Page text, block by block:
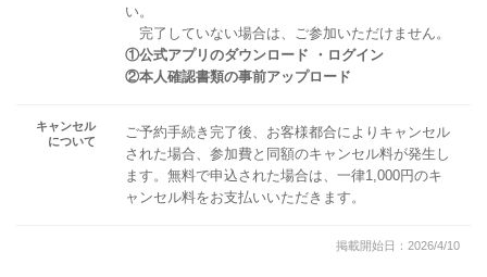
い。
完了していない場合は、ご参加いただけません。
①公式アプリのダウンロード ・ログイン
②本人確認書類の事前アップロード
キャンセル
について
ご予約手続き完了後、お客様都合によりキャンセル
された場合、参加費と同額のキャンセル料が発生し
ます。無料で申込された場合は、一律1,000円のキ
ャンセル料をお支払いいただきます。
掲載開始日：2026/4/10